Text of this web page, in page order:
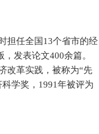
担任全国13个省市的经
发表论文400余篇。
改革实践，被称为“先
学奖，1991年被评为